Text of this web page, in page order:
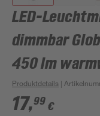
LED-
dimmbar
450 lm
Produktdetails |
17,99 €